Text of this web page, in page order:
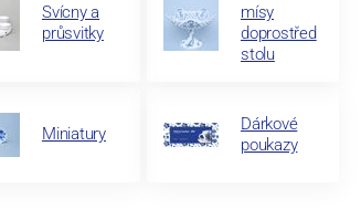
Svícny a
průsvitky
mísy
doprostřed
stolu
Miniatury
Dárkové
poukazy